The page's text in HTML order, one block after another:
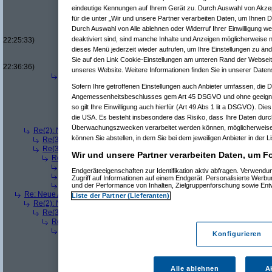
Re(10): Neue Auflösung: 5120x1600
Pervasive
Re(11): Neue Auflösung: 5120x1600
Re(12): Neue Auflösung: 5120x1600(
Re(13): Neue Auflösung: 5120x1600(
22:25:33)
Re(14): Neue Auflösung: 5120x1600(
Re(15): Neue Auflösung: 5120x1600
22:36:36)
Re(6): Neue Auflösung: 5120x1600(Pervasiveam
Re(7): Neue Auflösung: 5120x1600 (Beelam 11.07.2006,
Re(8): Neue Auflösung: 5120x1600
Pervasive am
Re(9): Neue Auflösung: 5120x1600
am
Re(9): Neue Auflösung: 5120x1600(fatboxam
Re(2): Neue Auflösung: 5120x1600(Mr Lam 11.07.2006, 13:57:48)
Re(3): Neue Auflösung: 5120x1600(dizoam 11.07.2006, 13:58:27)
Re(3): Neue Auflösung: 5120x1600
Re(4): Neue Auflösung: 5120x1600 (phjam 11.07.2006, 13:59:44)
Re(5): Neue Auflösung: 5120x1600
teleth am 11.07.2006,
Re(5): Neue Auflösung: 5120x1600(Pervasiveam 11.07.2006,
Re(5): Neue Auflösung: 5120x1600(dizoam 11.07.2006,
Re: Neue Auflösung: 5120x1600(teletham 11.07.2006, 13:49:03)
Re(2): Neue Auflösung: 5120x1600
Re(3): Neue Auflösung: 5120x1600
Re(4): Neue Auflösung: 5120x1600
Pervasiveam 11.07.2006,
am 11.07.2006,
am
(dizoam 11.07.2006,
Re(8): Neue Auflösung: 5120x1600(Pervasive
am
Re(9): Neue Auflösung: 5120x1600(
am
eindeutige Kennungen auf Ihrem Gerät zu. Durch Auswahl von
für die unter „Wir und unsere Partner verarbeiten Daten, um Ihnen
Durch Auswahl von Alle ablehnen oder Widerruf Ihrer Einwilligung
deaktiviert sind, sind manche Inhalte und Anzeigen möglicherweise
dieses Menü jederzeit wieder aufrufen, um Ihre Einstellungen zu
Sie auf den Link Cookie-Einstellungen am unteren Rand der
unseres Website. Weitere Informationen finden Sie in unserer
Sofern Ihre getroffenen Einstellungen auch Anbieter umfassen, die
Angemessenheitsbeschlusses gem Art 45 DSGVO und ohne
so gilt Ihre Einwilligung auch hierfür (Art 49 Abs 1 lit a DSGVO).
die USA. Es besteht insbesondere das Risiko, dass Ihre Daten
Überwachungszwecken verarbeitet werden können,
können Sie abstellen, in dem Sie bei dem jeweiligen Anbieter in der
Wir und unsere Partner verarbeiten Daten, um
Endgeräteeigenschaften zur Identifikation aktiv abfragen.
Zugriff auf Informationen auf einem Endgerät. Personalisierte
und der Performance von Inhalten, Zielgruppenforschung sowie
Liste der Partner (Lieferanten)
Konfigurieren
Alle ablehnen